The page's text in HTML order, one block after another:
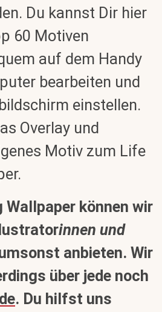
Du kannst Dir hier
60 Motiven
auf dem Handy
bearbeiten und
einstellen.
Overlay und
Motiv zum Life
Wallpaper können wir
innen und
anbieten. Wir
über jede noch
. Du hilfst uns